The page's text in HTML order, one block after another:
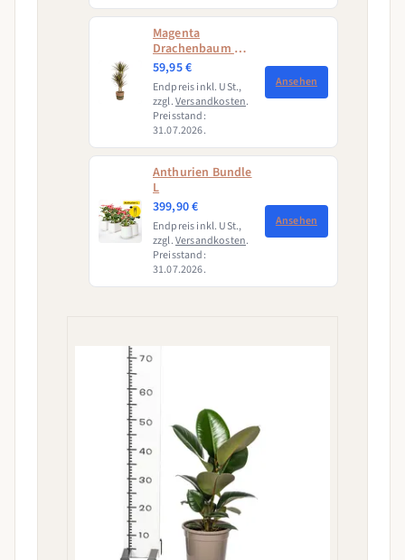
Magenta
Drachenbaum mit
Korb (Dracaena
Marginata
Magenta)
59,95 €
Endpreis inkl. USt.,
zzgl.Versandkosten.
Preisstand:
31.07.2026.
Ansehen
Anthurien Bundle
L
399,90 €
Endpreis inkl. USt.,
zzgl.Versandkosten.
Preisstand:
31.07.2026.
Ansehen